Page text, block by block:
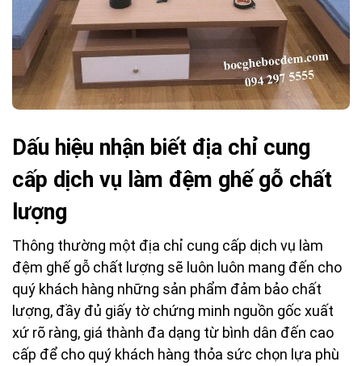
Dấu hiệu nhận biết địa chỉ cung
cấp dịch vụ làm đệm ghế gỗ chất
lượng
Thông thường một địa chỉ cung cấp dịch vụ làm
đệm ghế gỗ chất lượng sẽ luôn luôn mang đến cho
quý khách hàng những sản phẩm đảm bảo chất
lượng, đầy đủ giấy tờ chứng minh nguồn gốc xuất
xứ rõ ràng, giá thành đa dạng từ bình dân đến cao
cấp để cho quý khách hàng thỏa sức chọn lựa phù